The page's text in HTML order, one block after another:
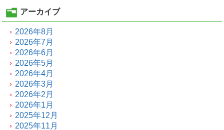
アーカイブ
2026年8月
2026年7月
2026年6月
2026年5月
2026年4月
2026年3月
2026年2月
2026年1月
2025年12月
2025年11月